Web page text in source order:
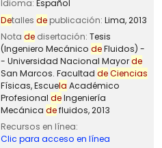
Idioma: Español
Detalles depublicación: Lima,2013
Nota dedisertación: Tesis
(Ingeniero Mecánico deFluidos) -
- Universidad Nacional Mayorde
San Marcos. Facultad deCiencias
Físicas, Escuela Académico
Profesional deIngeniería
Mecánica defluidos, 2013
Recursos en línea:
Clic para acceso en línea